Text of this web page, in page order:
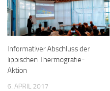
Informativer Abschluss der
lippischen Thermografie-
Aktion
6. APRIL 2017